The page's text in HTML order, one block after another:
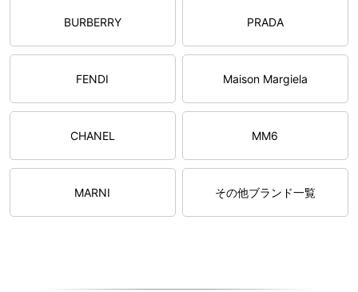
BURBERRY PRADA
FENDI Maison Margiela
CHANEL MM6
MARNI その他ブランド一覧